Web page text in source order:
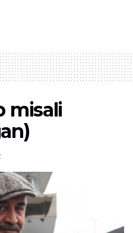
misali